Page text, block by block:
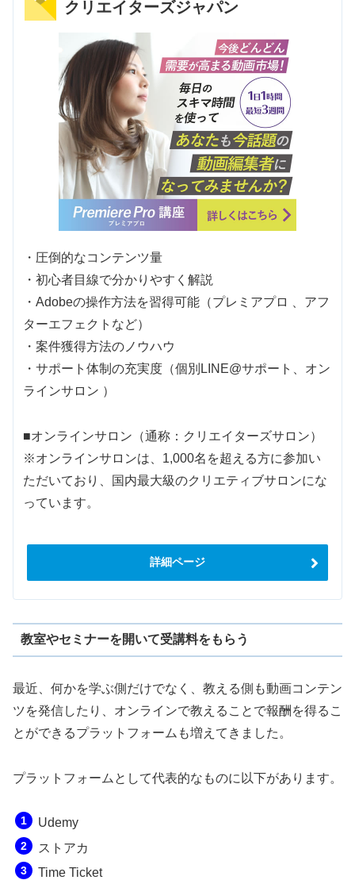
クリエイターズジャパン
・圧倒的なコンテンツ量
・初心者目線で分かりやすく解説
・Adobeの操作方法を習得可能（プレミアプロ 、アフ
ターエフェクトなど）
・案件獲得方法のノウハウ
・サポート体制の充実度（個別LINE@サポート、オン
ラインサロン ）
■オンラインサロン（通称：クリエイターズサロン）
※オンラインサロンは、1,000名を超える方に参加い
ただいており、国内最大級のクリエティブサロンにな
っています。
詳細ページ
教室やセミナーを開いて受講料をもらう
最近、何かを学ぶ側だけでなく、教える側も動画コンテン
ツを発信したり、オンラインで教えることで報酬を得るこ
とができるプラットフォームも増えてきました。
プラットフォームとして代表的なものに以下があります。
Udemy
ストアカ
Time Ticket